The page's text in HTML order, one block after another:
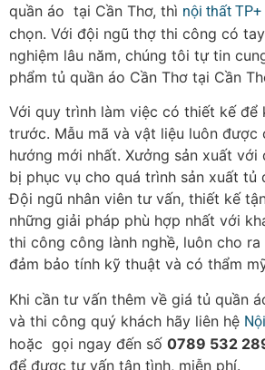
quần áo tại Cần Thơ, thì nội thất TP+
chọn. Với đội ngũ thợ thi công có
nghiệm lâu năm, chúng tôi tự tin
phẩm tủ quần áo Cần Thơ tại Cần
Với quy trình làm việc có thiết kế để
trước. Mẫu mã và vật liệu luôn được
hướng mới nhất. Xưởng sản xuất
bị phục vụ cho quá trình sản xuất tủ
Đội ngũ nhân viên tư vấn, thiết kế
những giải pháp phù hợp nhất với
thi công công lành nghề, luôn cho ra
đảm bảo tính kỹ thuật và có thẩm
Khi cần tư vấn thêm về giá tủ quần
và thi công quý khách hãy liên hệ
hoặc gọi ngay đến số 0789 532
để được tư vấn tận tình, miễn phí.